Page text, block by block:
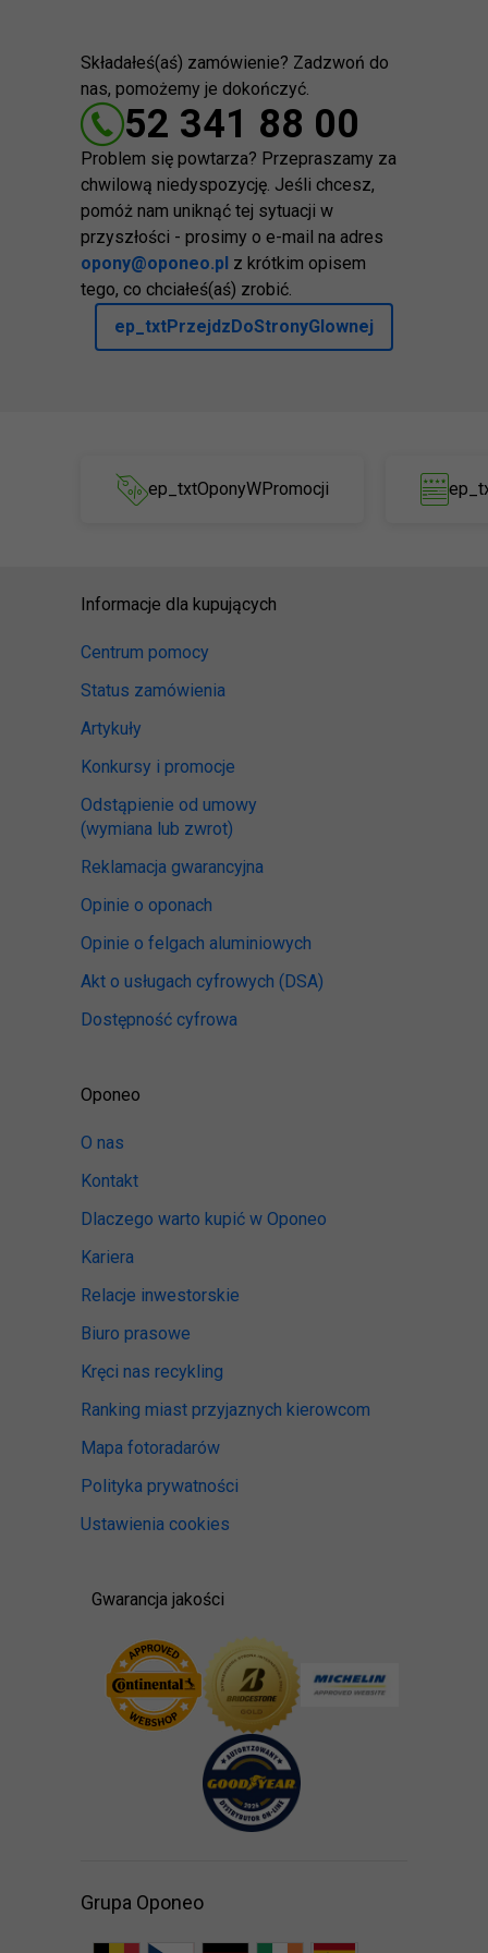
Składałeś(aś) zamówienie? Zadzwoń do
nas, pomożemy je dokończyć.
52 341 88 00
Problem się powtarza? Przepraszamy za
chwilową niedyspozycję. Jeśli chcesz,
pomóż nam uniknąć tej sytuacji w
przyszłości - prosimy o e-mail na adres
opony@oponeo.pl z krótkim opisem
tego, co chciałeś(aś) zrobić.
ep_txtPrzejdzDoStronyGlownej
ep_txtOponyWPromocji
Informacje dla kupujących
Centrum pomocy
Status zamówienia
Artykuły
Konkursy i promocje
Odstąpienie od umowy
(wymiana lub zwrot)
Reklamacja gwarancyjna
Opinie o oponach
Opinie o felgach aluminiowych
Akt o usługach cyfrowych (DSA)
Dostępność cyfrowa
Oponeo
O nas
Kontakt
Dlaczego warto kupić w Oponeo
Kariera
Relacje inwestorskie
Biuro prasowe
Kręci nas recykling
Ranking miast przyjaznych kierowcom
Mapa fotoradarów
Polityka prywatności
Ustawienia cookies
Gwarancja jakości
Grupa Oponeo